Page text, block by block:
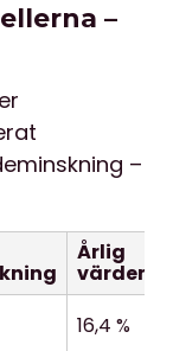
–
–
Årlig
16,4 %